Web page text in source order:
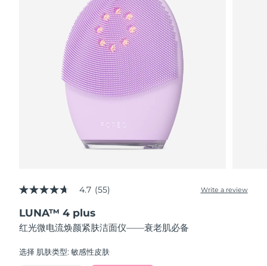
4.7
of
5
stars,
rating
4.7 (55) Write a review
LUNA™ 4 plus
红光微电流焕颜紧肤洁面仪——衰老肌必备
选择 肌肤类型:敏感性皮肤
FOREO APP
预计送达日期
哈萨克斯坦 预计送达日期
预计送达日期
预计送达日期
卢森堡 预计送达日期8/8/26
中国澳门特别行政区
马来西亚